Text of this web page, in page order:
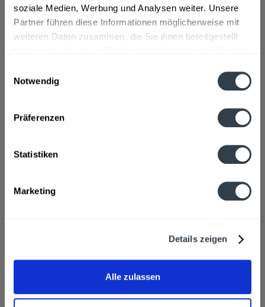
soziale Medien, Werbung und Analysen weiter. Unsere
Partner führen diese Informationen möglicherweise mit
weiteren Daten zusammen, die Sie ihnen bereitgestellt
Notwendig
Präferenzen
Statistiken
Marketing
Details zeigen
Alle zulassen
Geschmacksrichtung:
Maracuja
Material:
Glas - Mehrweg
Weitere Artikel von Creydt
Wasser, Maracujasaft aus Maracujasaftkonzentrat, Zucker,
Stabilibilisator Pektin
Stabilibilisator Pektin